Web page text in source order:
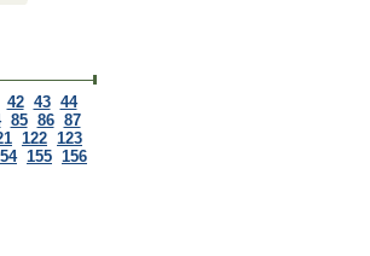
42 43 44
85 86 87
122 123
155 156